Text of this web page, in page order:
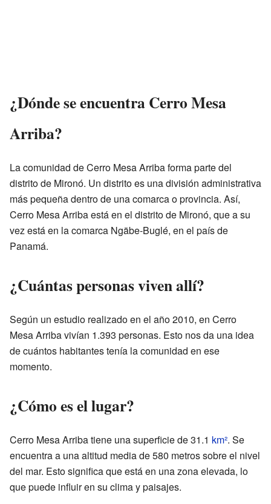
¿Dónde se encuentra Cerro Mesa
Arriba?
La comunidad de Cerro Mesa Arriba forma parte del
distrito de Mironó. Un distrito es una división administrativa
más pequeña dentro de una comarca o provincia. Así,
Cerro Mesa Arriba está en el distrito de Mironó, que a su
vez está en la comarca Ngäbe-Buglé, en el país de
Panamá.
¿Cuántas personas viven allí?
Según un estudio realizado en el año 2010, en Cerro
Mesa Arriba vivían 1.393 personas. Esto nos da una idea
de cuántos habitantes tenía la comunidad en ese
momento.
¿Cómo es el lugar?
Cerro Mesa Arriba tiene una superficie de 31.1 km². Se
encuentra a una altitud media de 580 metros sobre el nivel
del mar. Esto significa que está en una zona elevada, lo
que puede influir en su clima y paisajes.